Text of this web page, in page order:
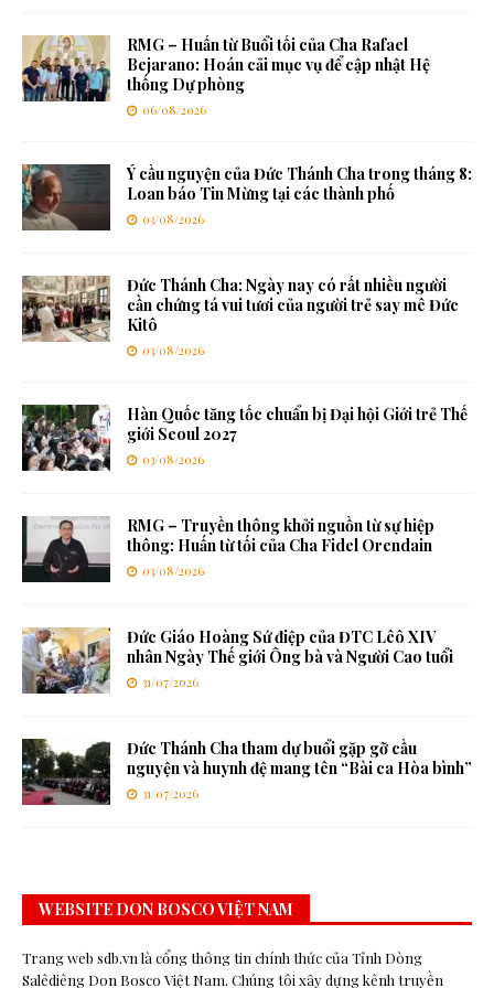
RMG – Huấn từ Buổi tối của Cha Rafael
Bejarano: Hoán cải mục vụ để cập nhật Hệ
thống Dự phòng
06/08/2026
Ý cầu nguyện của Đức Thánh Cha trong tháng 8:
Loan báo Tin Mừng tại các thành phố
03/08/2026
Đức Thánh Cha: Ngày nay có rất nhiều người
cần chứng tá vui tươi của người trẻ say mê Đức
Kitô
03/08/2026
Hàn Quốc tăng tốc chuẩn bị Đại hội Giới trẻ Thế
giới Seoul 2027
03/08/2026
RMG – Truyền thông khởi nguồn từ sự hiệp
thông: Huấn từ tối của Cha Fidel Orendain
03/08/2026
Đức Giáo Hoàng Sứ điệp của ĐTC Lêô XIV
nhân Ngày Thế giới Ông bà và Người Cao tuổi
31/07/2026
Đức Thánh Cha tham dự buổi gặp gỡ cầu
nguyện và huynh đệ mang tên “Bài ca Hòa bình”
31/07/2026
WEBSITE DON BOSCO VIỆT NAM
Trang web sdb.vn là cổng thông tin chính thức của Tỉnh Dòng
Salêdiêng Don Bosco Việt Nam. Chúng tôi xây dựng kênh truyền